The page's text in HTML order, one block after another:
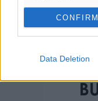
CONFIRM
Data Deletion